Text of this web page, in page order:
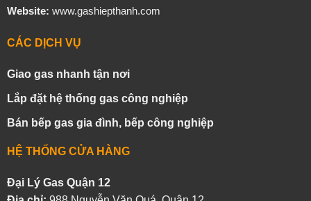
Website: www.gashiepthanh.com
CÁC DỊCH VỤ
Giao gas nhanh tận nơi
Lắp đặt hệ thống gas công nghiệp
Bán bếp gas gia đình, bếp công nghiệp
HỆ THỐNG CỬA HÀNG
Đại Lý Gas Quận 12